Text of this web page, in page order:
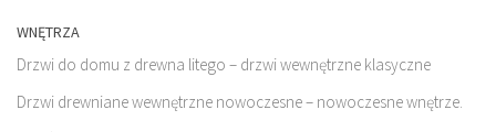
WNĘTRZA
Drzwi do domu z drewna litego – drzwi wewnętrzne klasyczne
Drzwi drewniane wewnętrzne nowoczesne – nowoczesne wnętrze.